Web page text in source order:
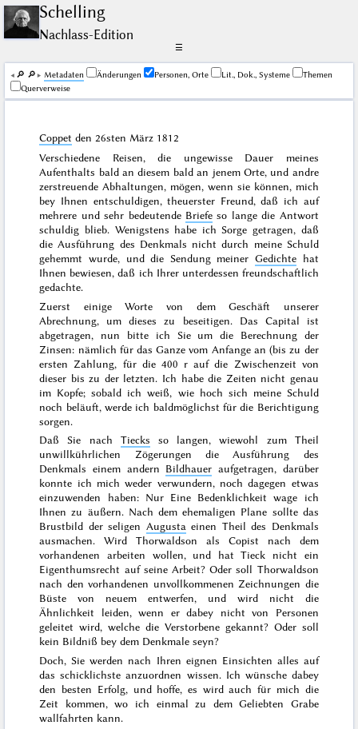
Schelling
Nachlass-Edition
☰
🔎︎ 🔎︎ Me­ta­da­ten Änderungen Personen, Orte Lit., Dok., Systeme
Themen
Querverweise
Coppet den26sten März 1812
Verschiedene Reisen, die ungewisse Dauer meines
Aufenthalts bald an diesem bald an jenem Orte, und andre
zerstreuende Abhaltungen, mögen, wenn sie können, mich
bey Ihnen entschuldigen, theuerster Freund, daß ich auf
mehrere und sehr bedeutende Briefe so lange die Antwort
schuldig blieb. Wenigstens habe ich Sorge getragen, daß
die Ausführung des Denkmals nicht durch meine Schuld
gehemmt wurde, und die Sendung meinerGedichte hat
Ihnen bewiesen, daß ich Ihrer unterdessen freundschaftlich
gedachte.
Zuerst einige Worte von dem Geschäft unserer
Abrechnung, um dieses zu beseitigen. Das Capital ist
abgetragen, nun bitte ich Sie um die Berechnung der
Zinsen: nämlich für das Ganze vom Anfange an (bis zu der
ersten Zahlung, für die 400 r auf die Zwischenzeit von
dieser bis zu der letzten. Ich habe die Zeiten nicht genau
im Kopfe; sobald ich weiß, wie hoch sich meine Schuld
noch beläuft, werde ich baldmöglichst für die Berichtigung
sorgen.
Daß Sie nach Tiecks so langen, wiewohl zum Theil
unwillkührlichen Zögerungen die Ausführung des
Denkmals einem andern Bildhauer aufgetragen, darüber
konnte ich mich weder verwundern, noch dagegen etwas
einzuwenden haben: Nur Eine Bedenklichkeit wage ich
Ihnen zu äußern. Nach dem ehemaligen Plane sollte das
Brustbild der seligen Augustaeinen Theil des Denkmals
ausmachen. Wird Thorwaldson als Copist nach dem
vorhandenen arbeiten wollen, und hat Tieck nicht ein
Eigenthumsrecht auf seine Arbeit? Oder soll Thorwaldson
nach den vorhandenen unvollkommenen Zeichnungen die
Büste von neuem entwerfen, und wird nicht die
Ähnlichkeit leiden, wenn er dabey nicht von Personen
geleitet wird, welche die Verstorbene gekannt? Oder soll
kein Bildniß bey dem Denkmale seyn?
Doch, Sie werden nach Ihren eignen Einsichten alles auf
das schicklichste anzuordnen wissen. Ich wünsche dabey
den besten Erfolg, und hoffe, es wird auch für mich die
Zeit kommen, wo ich einmal zu dem Geliebten Grabe
wallfahrten kann.